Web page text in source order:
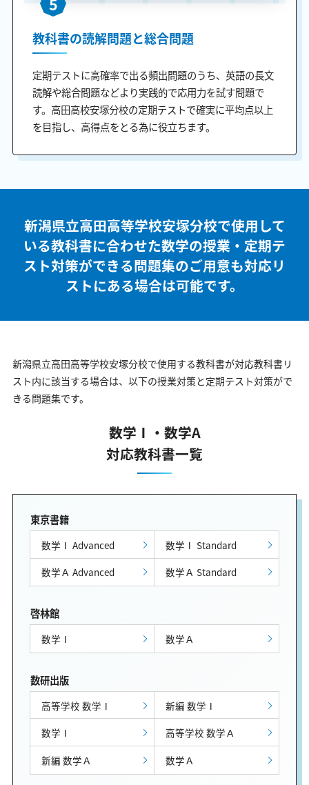
教科書の読解問題と総合問題
定期テストに高確率で出る頻出問題のうち、英語の長文
読解や総合問題などより実践的で応用力を試す問題で
す。高田高校安塚分校の定期テストで確実に平均点以上
を目指し、高得点をとる為に役立ちます。
新潟県立高田高等学校安塚分校で使用して
いる教科書に合わせた数学の授業・定期テ
スト対策ができる問題集のご用意も対応リ
ストにある場合は可能です。
新潟県立高田高等学校安塚分校で使用する教科書が対応教科書リ
スト内に該当する場合は、以下の授業対策と定期テスト対策がで
きる問題集です。
数学Ⅰ・数学A
対応教科書一覧
東京書籍
数学Ⅰ Advanced
数学Ⅰ Standard
数学Ａ Advanced
数学Ａ Standard
啓林館
数学Ⅰ 数学Ａ
数研出版
高等学校 数学Ⅰ
新編 数学Ⅰ
数学Ⅰ
高等学校 数学Ａ
新編 数学Ａ
数学Ａ